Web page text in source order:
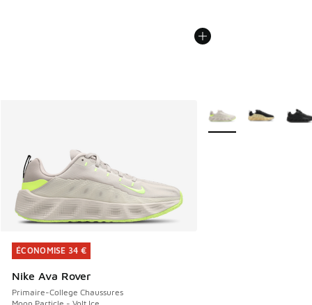
ÉCONOMISE 34 €
Nike Ava Rover
Primaire-College Chaussures
ÉCONOMISE 34 €
Plus de couleurs